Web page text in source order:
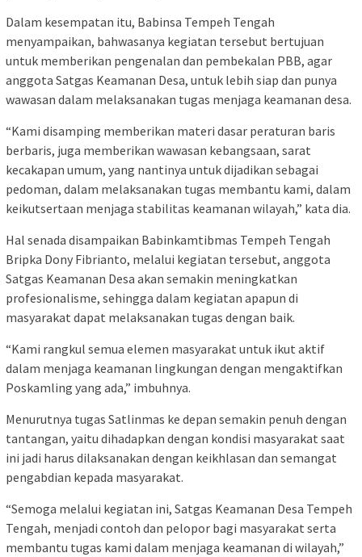
Dalam kesempatan itu, Babinsa Tempeh Tengah
menyampaikan, bahwasanya kegiatan tersebut bertujuan
untuk memberikan pengenalan dan pembekalan PBB, agar
anggota Satgas Keamanan Desa, untuk lebih siap dan punya
wawasan dalam melaksanakan tugas menjaga keamanan desa.
“Kami disamping memberikan materi dasar peraturan baris
berbaris, juga memberikan wawasan kebangsaan, sarat
kecakapan umum, yang nantinya untuk dijadikan sebagai
pedoman, dalam melaksanakan tugas membantu kami, dalam
keikutsertaan menjaga stabilitas keamanan wilayah,” kata dia.
Hal senada disampaikan Babinkamtibmas Tempeh Tengah
Bripka Dony Fibrianto, melalui kegiatan tersebut, anggota
Satgas Keamanan Desa akan semakin meningkatkan
profesionalisme, sehingga dalam kegiatan apapun di
masyarakat dapat melaksanakan tugas dengan baik.
“Kami rangkul semua elemen masyarakat untuk ikut aktif
dalam menjaga keamanan lingkungan dengan mengaktifkan
Poskamling yang ada,” imbuhnya.
Menurutnya tugas Satlinmas ke depan semakin penuh dengan
tantangan, yaitu dihadapkan dengan kondisi masyarakat saat
ini jadi harus dilaksanakan dengan keikhlasan dan semangat
pengabdian kepada masyarakat.
“Semoga melalui kegiatan ini, Satgas Keamanan Desa Tempeh
Tengah, menjadi contoh dan pelopor bagi masyarakat serta
membantu tugas kami dalam menjaga keamanan di wilayah,”